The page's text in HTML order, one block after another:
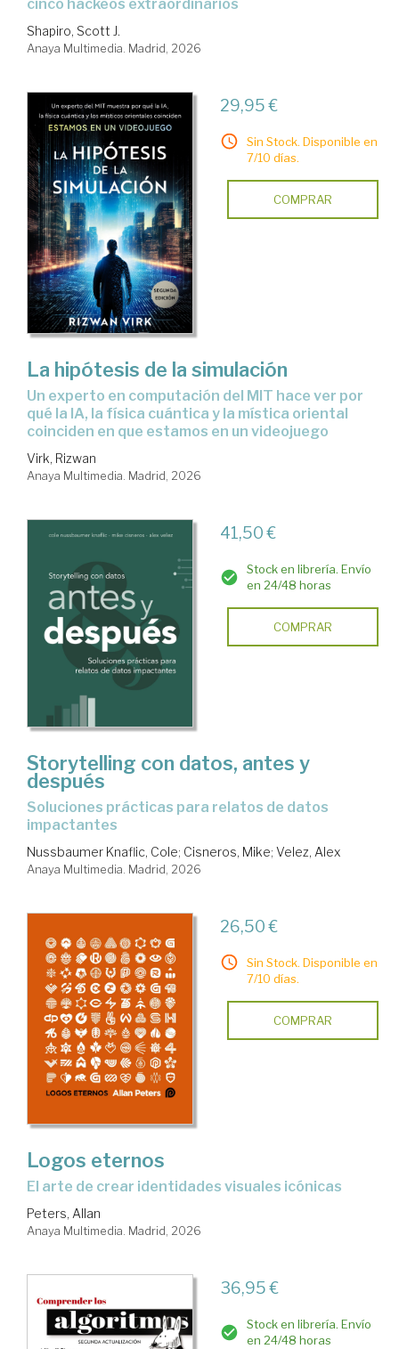
cinco hackeos extraordinarios
Shapiro, Scott J.
Anaya Multimedia. Madrid, 2026
29,95 €
Sin Stock. Disponible en
7/10 días.
COMPRAR
La hipótesis de la simulación
Un experto en computación del MIT hace ver por
qué la IA, la física cuántica y la mística oriental
coinciden en que estamos en un videojuego
Virk, Rizwan
Anaya Multimedia. Madrid, 2026
41,50 €
Stock en librería. Envío
en 24/48 horas
COMPRAR
Storytelling con datos, antes y
después
Soluciones prácticas para relatos de datos
impactantes
Nussbaumer Knaflic, Cole; Cisneros, Mike; Velez, Alex
Anaya Multimedia. Madrid, 2026
26,50 €
Sin Stock. Disponible en
7/10 días.
COMPRAR
Logos eternos
El arte de crear identidades visuales icónicas
Peters, Allan
Anaya Multimedia. Madrid, 2026
36,95 €
Stock en librería. Envío
en 24/48 horas